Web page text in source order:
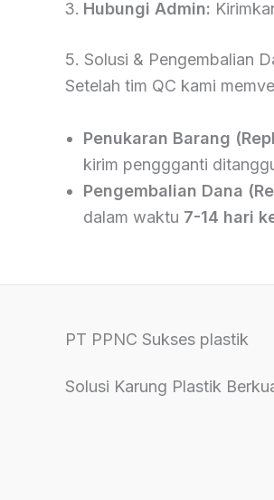
Hubungi Admin:
5. Solusi & Pengembalian
Setelah tim QC kami
Penukaran Barang
kirim penggganti
Pengembalian Dana
dalam waktu 7-14 hari
PT PPNC Sukses plastik
Solusi Karung Plastik